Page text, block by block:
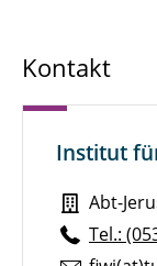
Kontakt
Institut
Abt-
Tel.: